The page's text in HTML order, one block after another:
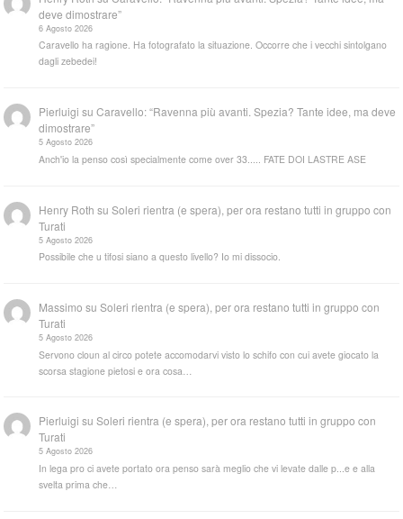
deve dimostrare”
6 Agosto 2026
Caravello ha ragione. Ha fotografato la situazione. Occorre che i vecchi sintolgano
dagli zebedei!
Pierluigi suCaravello: “Ravenna più avanti. Spezia? Tante idee, ma deve
dimostrare”
5 Agosto 2026
Anch'io la penso così specialmente come over 33..... FATE DOI LASTRE ASE
Henry Roth suSoleri rientra (e spera), per ora restano tutti in gruppo con
Turati
5 Agosto 2026
Possibile che u tifosi siano a questo livello? Io mi dissocio.
Massimo suSoleri rientra (e spera), per ora restano tutti in gruppo con
Turati
5 Agosto 2026
Servono cloun al circo potete accomodarvi visto lo schifo con cui avete giocato la
scorsa stagione pietosi e ora cosa…
Pierluigi suSoleri rientra (e spera), per ora restano tutti in gruppo con
Turati
5 Agosto 2026
In lega pro ci avete portato ora penso sarà meglio che vi levate dalle p...e e alla
svelta prima che…